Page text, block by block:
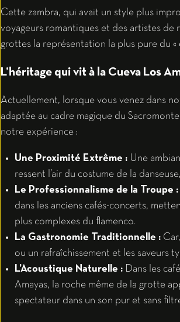
Cette zambra, qui avait un style plus
voyageurs romantiques et des artistes de
grottes la représentation la plus pure du «
L’héritage qui vit à la Cueva Los
Actuellement, lorsque vous venez dans
adaptée au cadre magique du
notre expérience :
Une Proximité Extrême :Une
ressent l’air du costume de la
Le Professionnalisme de la Troupe :
dans les anciens cafés-concerts,
plus complexes du flamenco.
La Gastronomie Traditionnelle :Car,
ou un rafraîchissement et les saveurs
L’Acoustique Naturelle :Dans les
Amayas, la roche même de la grotte
spectateur dans un son pur et sans